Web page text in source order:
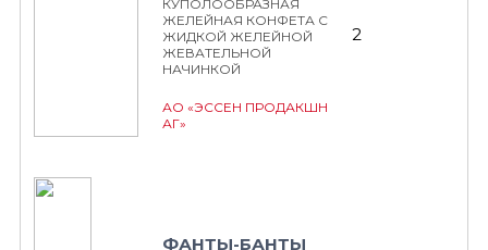
КУПОЛООБРАЗНАЯ
ЖЕЛЕЙНАЯ КОНФЕТА С
ЖИДКОЙ ЖЕЛЕЙНОЙ
ЖЕВАТЕЛЬНОЙ
НАЧИНКОЙ
АО «ЭССЕН ПРОДАКШН
АГ»
2
ФАНТЫ-БАНТЫ